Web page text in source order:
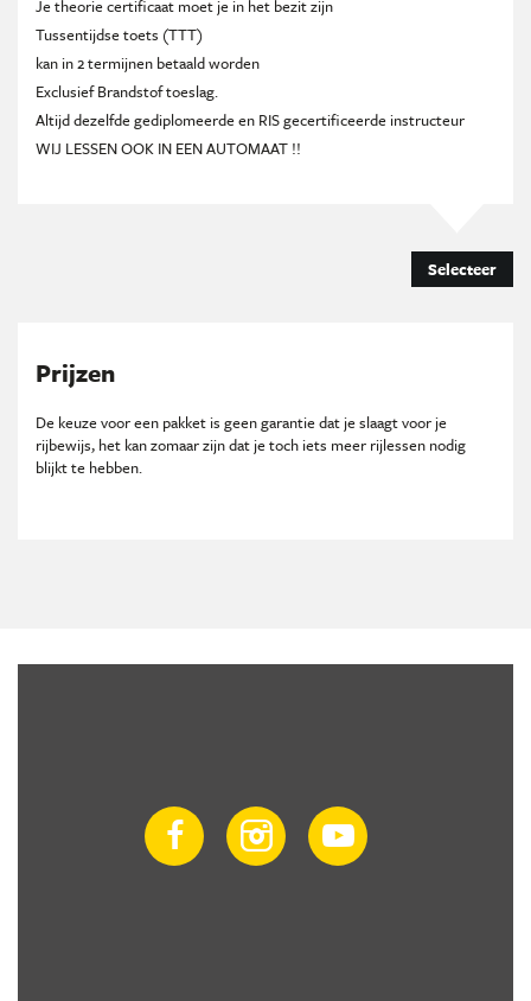
Je theorie certificaat moet je in het bezit zijn
Tussentijdse toets (TTT)
kan in 2 termijnen betaald worden
Exclusief Brandstof toeslag.
Altijd dezelfde gediplomeerde en RIS gecertificeerde instructeur
WIJ LESSEN OOK IN EEN AUTOMAAT !!
Selecteer
Prijzen
De keuze voor een pakket is geen garantie dat je slaagt voor je
rijbewijs, het kan zomaar zijn dat je toch iets meer rijlessen nodig
blijkt te hebben.